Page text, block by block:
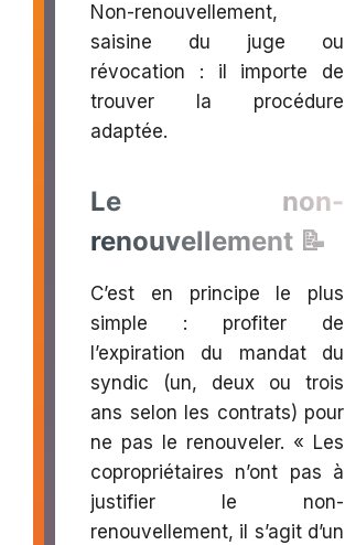
Non-renouvellement,
saisine du juge ou
révocation : il importe de
trouver la procédure
adaptée.
Le non-
renouvellement 📝
C’est en principe le plus
simple : profiter de
l’expiration du mandat du
syndic (un, deux ou trois
ans selon les contrats) pour
ne pas le renouveler. « Les
copropriétaires n’ont pas à
justifier le non-
renouvellement, il s’agit d’un